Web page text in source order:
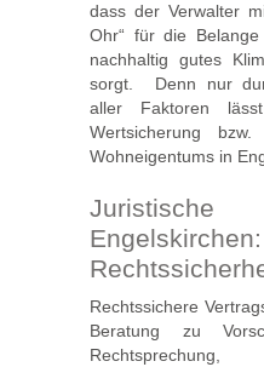
dass der Verwalter
Ohr“ für die
nachhaltig gutes
sorgt. Denn nur
aller Faktoren
Wertsicherung bzw.
Wohneigentums in
Juristische
Engelskirchen:
Rechtssichere
Beratung zu
Rechtsprechung,